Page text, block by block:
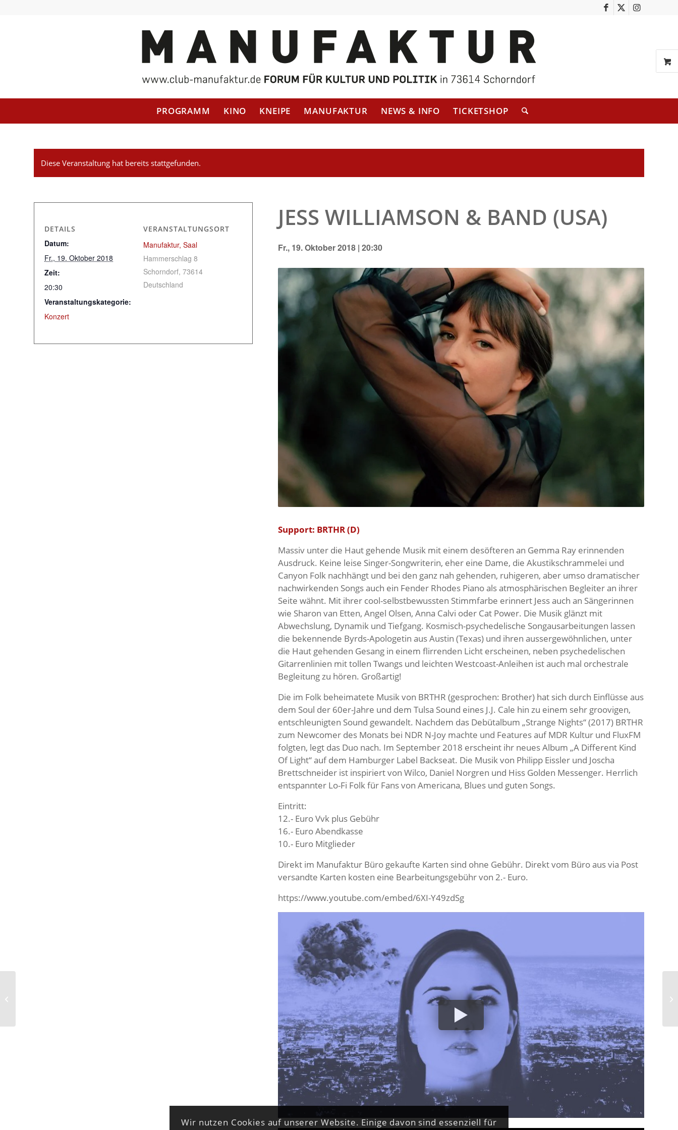
PROGRAMM KINO KNEIPE MANUFAKTUR NEWS & INFO TICKETSHOP
Diese Veranstaltung hat bereits stattgefunden.
JESS WILLIAMSON & BAND (USA)
Fr., 19. Oktober 2018 | 20:30
Support: BRTHR (D)
Massiv unter die Haut gehende Musik mit einem desöfteren an Gemma Ray erinnenden
Ausdruck. Keine leise Singer-Songwriterin, eher eine Dame, die Akustikschrammelei und
Canyon Folk nachhängt und bei den ganz nah gehenden, ruhigeren, aber umso dramatischer
nachwirkenden Songs auch ein Fender Rhodes Piano als atmosphärischen Begleiter an ihrer
Seite wähnt. Mit ihrer cool-selbstbewussten Stimmfarbe erinnert Jess auch an Sängerinnen
wie Sharon van Etten, Angel Olsen, Anna Calvi oder Cat Power. Die Musik glänzt mit
Abwechslung, Dynamik und Tiefgang. Kosmisch-psychedelische Songausarbeitungen lassen
die bekennende Byrds-Apologetin aus Austin (Texas) und ihren aussergewöhnlichen, unter
die Haut gehenden Gesang in einem flirrenden Licht erscheinen, neben psychedelischen
Gitarrenlinien mit tollen Twangs und leichten Westcoast-Anleihen ist auch mal orchestrale
Begleitung zu hören. Großartig!
Die im Folk beheimatete Musik von BRTHR (gesprochen: Brother) hat sich durch Einflüsse aus
dem Soul der 60er-Jahre und dem Tulsa Sound eines J.J. Cale hin zu einem sehr groovigen,
entschleunigten Sound gewandelt. Nachdem das Debütalbum „Strange Nights“ (2017) BRTHR
zum Newcomer des Monats bei NDR N-Joy machte und Features auf MDR Kultur und FluxFM
folgten, legt das Duo nach. Im September 2018 erscheint ihr neues Album „A Different Kind
Of Light“ auf dem Hamburger Label Backseat. Die Musik von Philipp Eissler und Joscha
Brettschneider ist inspiriert von Wilco, Daniel Norgren und Hiss Golden Messenger. Herrlich
entspannter Lo-Fi Folk für Fans von Americana, Blues und guten Songs.
Eintritt:
12.- Euro Vvk plus Gebühr
16.- Euro Abendkasse
10.- Euro Mitglieder
Direkt im Manufaktur Büro gekaufte Karten sind ohne Gebühr. Direkt vom Büro aus via Post
versandte Karten kosten eine Bearbeitungsgebühr von 2.- Euro.
https://www.youtube.com/embed/6XI-Y49zdSg
DETAILS
Datum:
Fr., 19. Oktober 2018
Zeit:
20:30
Veranstaltungskategorie:
Konzert
VERANSTALTUNGSORT
Manufaktur, Saal
Hammerschlag 8
Schorndorf, 73614
Deutschland
Wir nutzen Cookies auf unserer Website. Einige davon sind essenziell für